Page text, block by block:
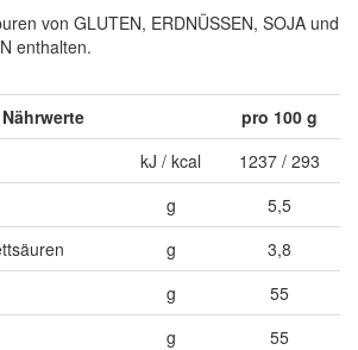
von GLUTEN, ERDNÜSSEN, SOJA und
enthalten.
pro 100 g
kJ / kcal
1237 / 293
g
5,5
g
3,8
g
55
g
55